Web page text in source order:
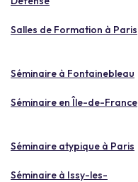
Salles de Formation à Paris
Séminaire à Fontainebleau
Séminaire en Île-de-France
Séminaire atypique à Paris
Séminaire à Issy-les-